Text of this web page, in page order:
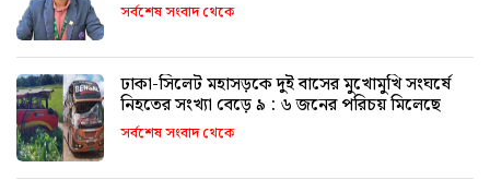
সর্বশেষ সংবাদ থেকে
ঢাকা-সিলেট মহাসড়কে দুই বাসের মুখোমুখি সংঘর্ষে
নিহতের সংখ্যা বেড়ে ৯ : ৬ জনের পরিচয় মিলেছে
সর্বশেষ সংবাদ থেকে